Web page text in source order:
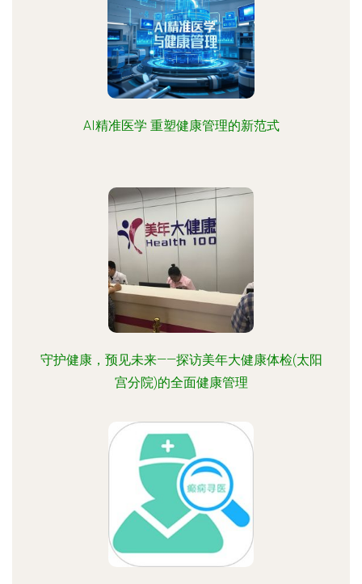
AI精准医学 重塑健康管理的新范式
守护健康，预见未来——探访美年大健康体检(太阳
宫分院)的全面健康管理